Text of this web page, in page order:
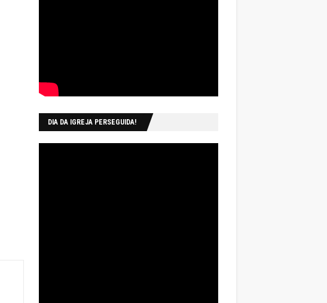
DIA DA IGREJA PERSEGUIDA!